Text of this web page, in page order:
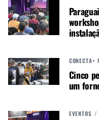
conceito FRFR mais
sensação real de
evolução dos rigs
digitais. Os novos
Autor:
CONECTA+
Cinco
um
EVENTOS